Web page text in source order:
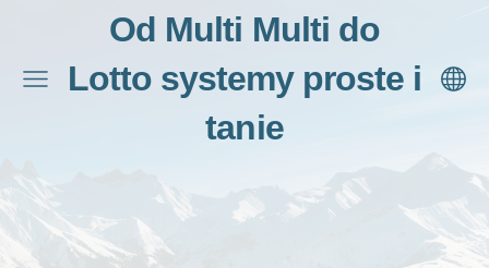
Od Multi Multi do
Lotto systemy proste i
tanie